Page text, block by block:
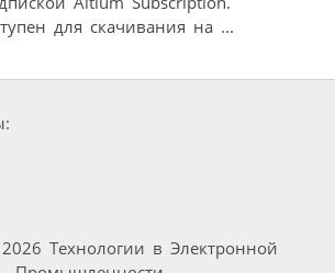
для скачивания на ...
Технологии в Электронной